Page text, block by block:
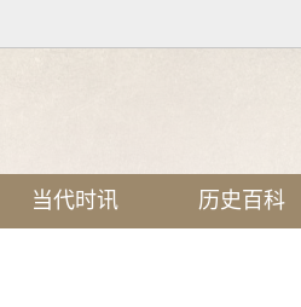
当代时讯 历史百科